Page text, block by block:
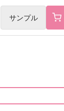
世間亭
707円（税込）
サンプル